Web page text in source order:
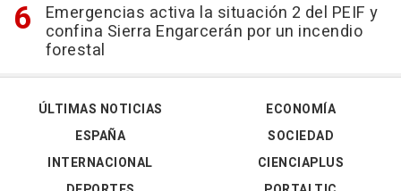
Emergencias activa la situación 2 del PEIF y
confina Sierra Engarcerán por un incendio
forestal
ÚLTIMAS NOTICIAS
ESPAÑA
INTERNACIONAL
ECONOMÍA
SOCIEDAD
CIENCIAPLUS